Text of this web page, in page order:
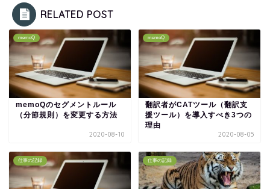
RELATED POST
memoQ
memoQのセグメントルール
（分節規則）を変更する方法
2020-08-10
memoQ
翻訳者がCATツール（翻訳支
援ツール）を導入すべき3つの
理由
2020-08-05
仕事の記録 仕事の記録